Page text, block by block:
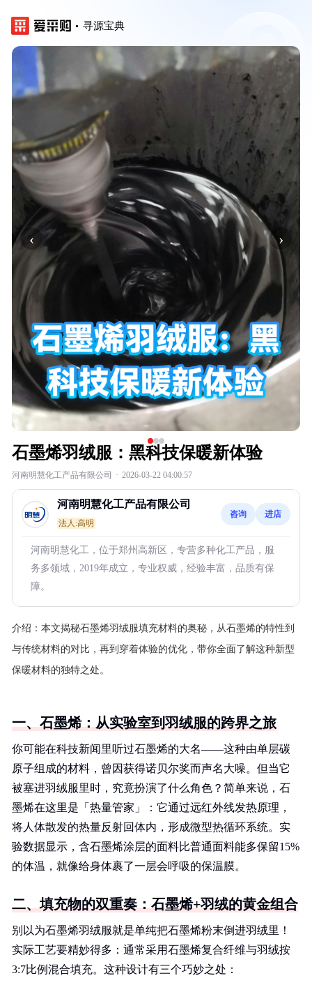
寻源宝典
‹ ›
石墨烯羽绒服：黑科技保暖新体验
河南明慧化工产品有限公司 · 2026-03-22 04:00:57
河南明慧化工产品有限公司
法人:高明
咨询 进店
河南明慧化工，位于郑州高新区，专营多种化工产品，服
务多领域，2019年成立，专业权威，经验丰富，品质有保
障。
介绍： 本文揭秘石墨烯羽绒服填充材料的奥秘，从石墨烯的特性到
与传统材料的对比，再到穿着体验的优化，带你全面了解这种新型
保暖材料的独特之处。
一、石墨烯：从实验室到羽绒服的跨界之旅
你可能在科技新闻里听过石墨烯的大名——这种由单层碳
原子组成的材料，曾因获得诺贝尔奖而声名大噪。但当它
被塞进羽绒服里时，究竟扮演了什么角色？简单来说，石
墨烯在这里是「热量管家」：它通过远红外线发热原理，
将人体散发的热量反射回体内，形成微型热循环系统。实
验数据显示，含石墨烯涂层的面料比普通面料能多保留15%
的体温，就像给身体裹了一层会呼吸的保温膜。
二、填充物的双重奏：石墨烯+羽绒的黄金组合
别以为石墨烯羽绒服就是单纯把石墨烯粉末倒进羽绒里！
实际工艺要精妙得多：通常采用石墨烯复合纤维与羽绒按
3:7比例混合填充。这种设计有三个巧妙之处：